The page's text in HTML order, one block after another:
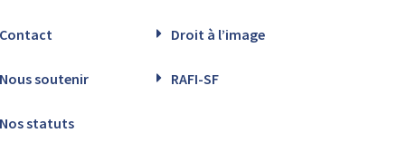
Contact Droit à l’image
Nous soutenir RAFI-SF
Nos statuts